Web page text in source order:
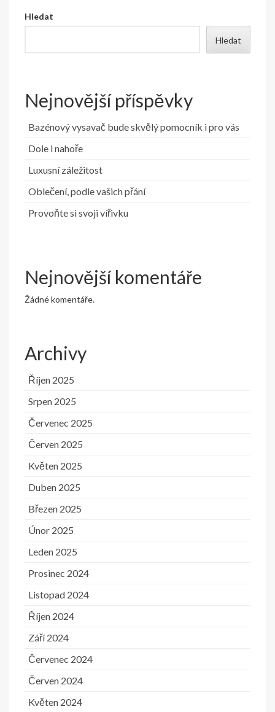
Hledat
Hledat
Nejnovější příspěvky
Bazénový vysavač bude skvělý pomocník i pro vás
Dole i nahoře
Luxusní záležitost
Oblečení, podle vašich přání
Provoňte si svoji vířivku
Nejnovější komentáře
Žádné komentáře.
Archivy
Říjen 2025
Srpen 2025
Červenec 2025
Červen 2025
Květen 2025
Duben 2025
Březen 2025
Únor 2025
Leden 2025
Prosinec 2024
Listopad 2024
Říjen 2024
Září 2024
Červenec 2024
Červen 2024
Květen 2024